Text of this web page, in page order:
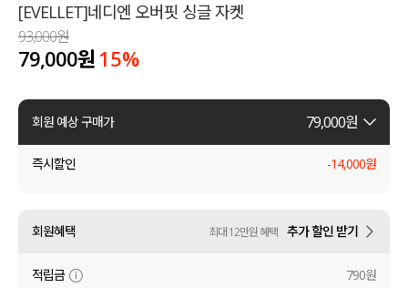
티셔츠
팬츠
셔츠
원피스
액티브
아우터
언더웨어
[EVELLET]네디엔 오버핏 싱글 자켓
93,000원
79,000원 15%
회원 예상 구매가 79,000원
즉시할인 -14,000원
회원혜택 최대 12만원 혜택 추가 할인 받기
적립금 790원